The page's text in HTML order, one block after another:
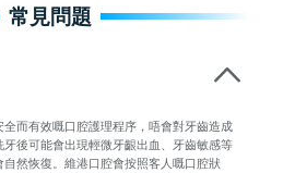
常見問題
而有效嘅口腔護理程序，唔會對牙齒造成
後可能會出現輕微牙齦出血、牙齒敏感等
然恢復。維港口腔會按照客人嘅口腔狀